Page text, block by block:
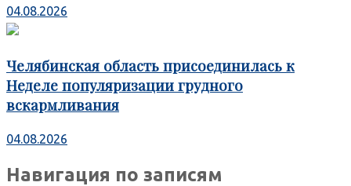
04.08.2026
Челябинская область присоединилась к
Неделе популяризации грудного
вскармливания
04.08.2026
Навигация по записям